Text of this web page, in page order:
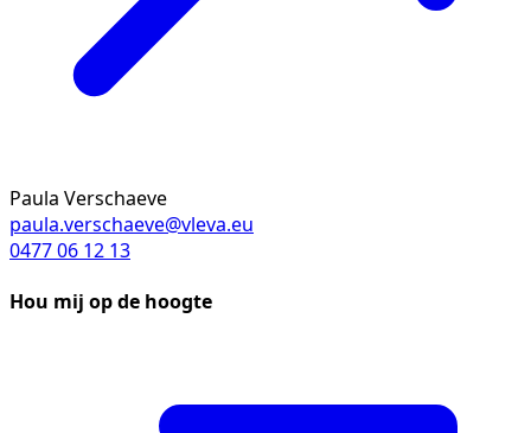
Paula Verschaeve
paula.verschaeve@vleva.eu
0477 06 12 13
Hou mij op de hoogte